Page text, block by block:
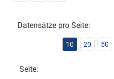
Datensätze pro Seite:
10 20 50
Seite: